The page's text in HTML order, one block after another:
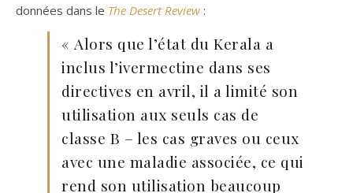
données dans le The Desert Review :
« Alors que l’état du Kerala a
inclus l’ivermectine dans ses
directives en avril, il a limité son
utilisation aux seuls cas de
classe B – les cas graves ou ceux
avec une maladie associée, ce qui
rend son utilisation beaucoup